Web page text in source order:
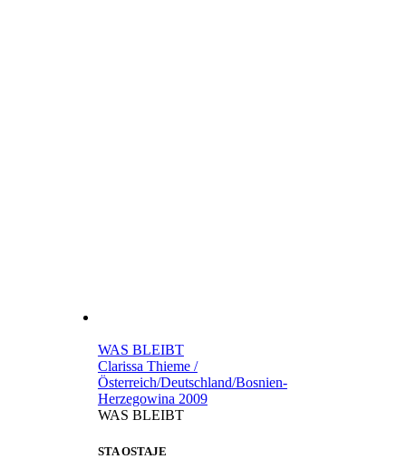
WAS BLEIBT
Clarissa Thieme /
Österreich/Deutschland/Bosnien-
Herzegowina 2009
WAS BLEIBT
STA OSTAJE